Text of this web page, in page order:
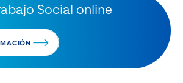
Social online